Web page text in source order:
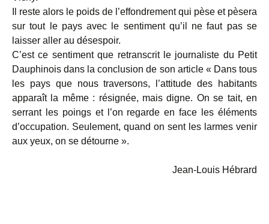
Il reste alors le poids de l’effondrement qui pèse et pèsera
sur tout le pays avec le sentiment qu’il ne faut pas se
laisser aller au désespoir.
C’est ce sentiment que retranscrit le journaliste du Petit
Dauphinois dans la conclusion de son article « Dans tous
les pays que nous traversons, l’attitude des habitants
apparaît la même : résignée, mais digne. On se tait, en
serrant les poings et l’on regarde en face les éléments
d’occupation. Seulement, quand on sent les larmes venir
aux yeux, on se détourne ».
Jean-Louis Hébrard